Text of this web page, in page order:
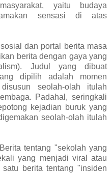
yaitu budaya
sensasi di atas
dan portal berita masa
berita dengan gaya yang
Judul yang dibuat
dipilih adalah momen
seolah-olah itulah
Padahal, seringkali
kejadian buruk yang
seolah-olah itulah
tentang "sekolah yang
yang menjadi viral atau
berita tentang "insiden